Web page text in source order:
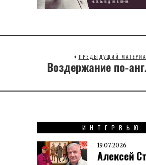
ПРЕДЫДУЩИЙ
Previous
Воздержание по-
ИНТЕРВЬЮ
19.07.2026
Алексей